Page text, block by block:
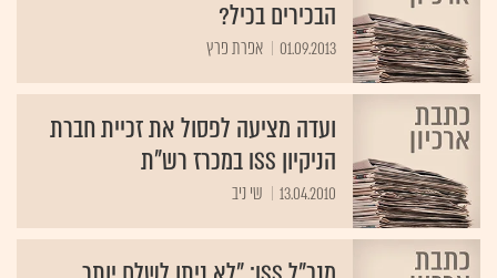
הבכירים בכיל?
01.09.2013 אפרת פרץ
ועדה מציעה לפסול את זכיית חברת
הניקיון ISS במכרז רש"ת
13.04.2010 שי ניב